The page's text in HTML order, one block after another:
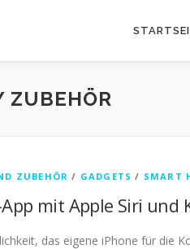
ZUBEHÖR
ZUBEHÖR / GADGETS / SMART
mit Apple Siri und
das eigene iPhone für die